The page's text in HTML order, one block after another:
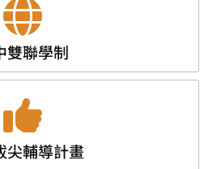
雙聯學制
尖輔導計畫